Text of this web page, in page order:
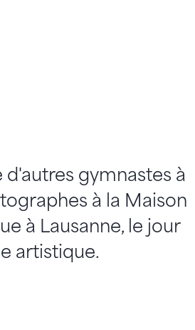
gymnastes à
à la Maison
à Lausanne, le jour
artistique.